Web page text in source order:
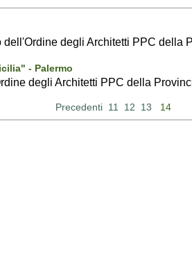
degli Architetti PPC della
- Palermo
degli Architetti PPC della
Precedenti 11 12 13 14